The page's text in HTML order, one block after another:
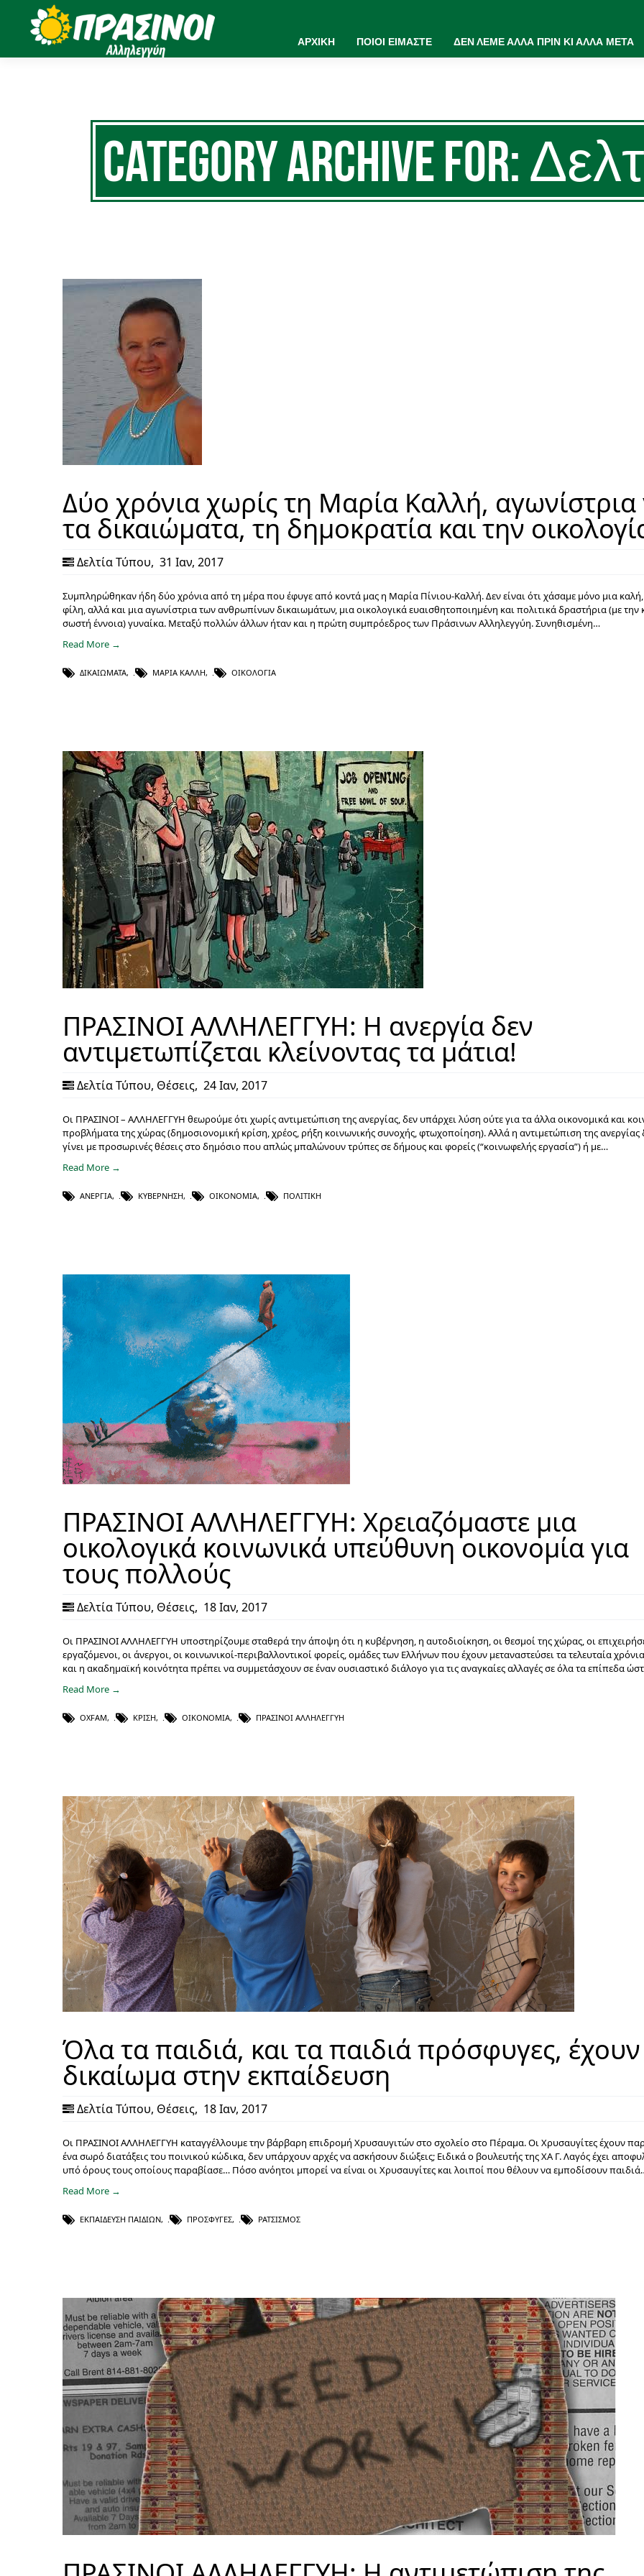
ΑΡΧΙΚΗ ΠΟΙΟΙ ΕΙΜΑΣΤΕ ΔΕΝ ΛΕΜΕ ΑΛΛΑ ΠΡΙΝ ΚΙ ΑΛΛΑ ΜΕΤΑ
Category Archive for:
Δύο χρόνια χωρίς τη Μαρία Καλλή, αγωνίστρια
τα δικαιώματα, τη δημοκρατία και την
Δελτία Τύπου, 31 Ιαν, 2017
Συμπληρώθηκαν ήδη δύο χρόνια από τη μέρα που έφυγε από κοντά μας η Μαρία Πίνιου-Καλλή. Δεν είναι ότι χάσαμε μόνο μια
φίλη, αλλά και μια αγωνίστρια των ανθρωπίνων δικαιωμάτων, μια οικολογικά ευαισθητοποιημένη και πολιτικά δραστήρια (με την
σωστή έννοια) γυναίκα. Μεταξύ πολλών άλλων ήταν και η πρώτη συμπρόεδρος των Πράσινων Αλληλεγγύη. Συνηθισμένη…
Read More →
ΔΙΚΑΙΏΜΑΤΑ, ΜΑΡΊΑ ΚΑΛΛΉ, ΟΙΚΟΛΟΓΊΑ
ΠΡΑΣΙΝΟΙ ΑΛΛΗΛΕΓΓΥΗ: Η ανεργία δεν
αντιμετωπίζεται κλείνοντας τα μάτια!
Δελτία Τύπου, Θέσεις, 24 Ιαν, 2017
Οι ΠΡΑΣΙΝΟΙ – ΑΛΛΗΛΕΓΓΥΗ θεωρούμε ότι χωρίς αντιμετώπιση της ανεργίας, δεν υπάρχει λύση ούτε για τα άλλα οικονομικά και
προβλήματα της χώρας (δημοσιονομική κρίση, χρέος, ρήξη κοινωνικής συνοχής, φτωχοποίηση). Αλλά η αντιμετώπιση της ανεργίας
γίνει με προσωρινές θέσεις στο δημόσιο που απλώς μπαλώνουν τρύπες σε δήμους και φορείς (“κοινωφελής εργασία”) ή με…
Read More →
ΑΝΕΡΓΊΑ, ΚΥΒΈΡΝΗΣΗ, ΟΙΚΟΝΟΜΊΑ, ΠΟΛΙΤΙΚΉ
ΠΡΑΣΙΝΟΙ ΑΛΛΗΛΕΓΓΥΗ: Χρειαζόμαστε μια
οικολογικά κοινωνικά υπεύθυνη οικονομία για
τους πολλούς
Δελτία Τύπου, Θέσεις, 18 Ιαν, 2017
Οι ΠΡΑΣΙΝΟΙ ΑΛΛΗΛΕΓΓΥΗ υποστηρίζουμε σταθερά την άποψη ότι η κυβέρνηση, η αυτοδιοίκηση, οι θεσμοί της χώρας, οι
εργαζόμενοι, οι άνεργοι, οι κοινωνικοί-περιβαλλοντικοί φορείς, ομάδες των Ελλήνων που έχουν μεταναστεύσει τα τελευταία
και η ακαδημαϊκή κοινότητα πρέπει να συμμετάσχουν σε έναν ουσιαστικό διάλογο για τις αναγκαίες αλλαγές σε όλα τα επίπεδα
Read More →
OXFAM, ΚΡΊΣΗ, ΟΙΚΟΝΟΜΊΑ, ΠΡΆΣΙΝΟΙ ΑΛΛΗΛΕΓΓΎΗ
Όλα τα παιδιά, και τα παιδιά πρόσφυγες, έχουν
δικαίωμα στην εκπαίδευση
Δελτία Τύπου, Θέσεις, 18 Ιαν, 2017
Οι ΠΡΑΣΙΝΟΙ ΑΛΛΗΛΕΓΓΥΗ καταγγέλλουμε την βάρβαρη επιδρομή Χρυσαυγιτών στο σχολείο στο Πέραμα. Οι Χρυσαυγίτες έχουν
ένα σωρό διατάξεις του ποινικού κώδικα, δεν υπάρχουν αρχές να ασκήσουν διώξεις; Ειδικά ο βουλευτής της ΧΑ Γ. Λαγός έχει
υπό όρους τους οποίους παραβίασε… Πόσο ανόητοι μπορεί να είναι οι Χρυσαυγίτες και λοιποί που θέλουν να εμποδίσουν
Read More →
ΕΚΠΑΊΔΕΥΣΗ ΠΑΙΔΙΏΝ, ΠΡΌΣΦΥΓΕΣ, ΡΑΤΣΙΣΜΌΣ